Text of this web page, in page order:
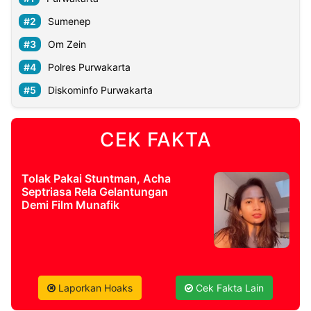
Sumenep
Om Zein
Polres Purwakarta
Diskominfo Purwakarta
CEK FAKTA
Tolak Pakai Stuntman, Acha
Septriasa Rela Gelantungan
Demi Film Munafik
Laporkan Hoaks Cek Fakta Lain